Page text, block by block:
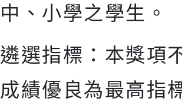
中、小學之學生。
遴選指標：本獎項
成績優良為最高指